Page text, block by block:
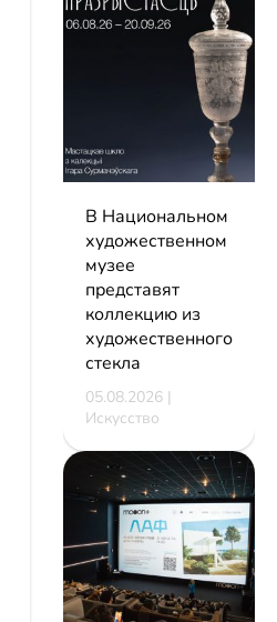
В Национальном
художественном
музее
представят
коллекцию из
художественного
стекла
05.08.2026 |
Искусство